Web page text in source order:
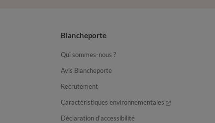
Blancheporte
Qui sommes-nous ?
Avis Blancheporte
Recrutement
Caractéristiques environnementales
Déclaration d’accessibilité